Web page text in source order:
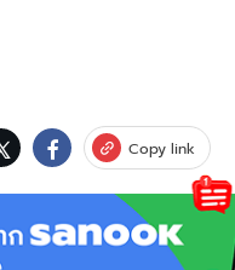
Copy link